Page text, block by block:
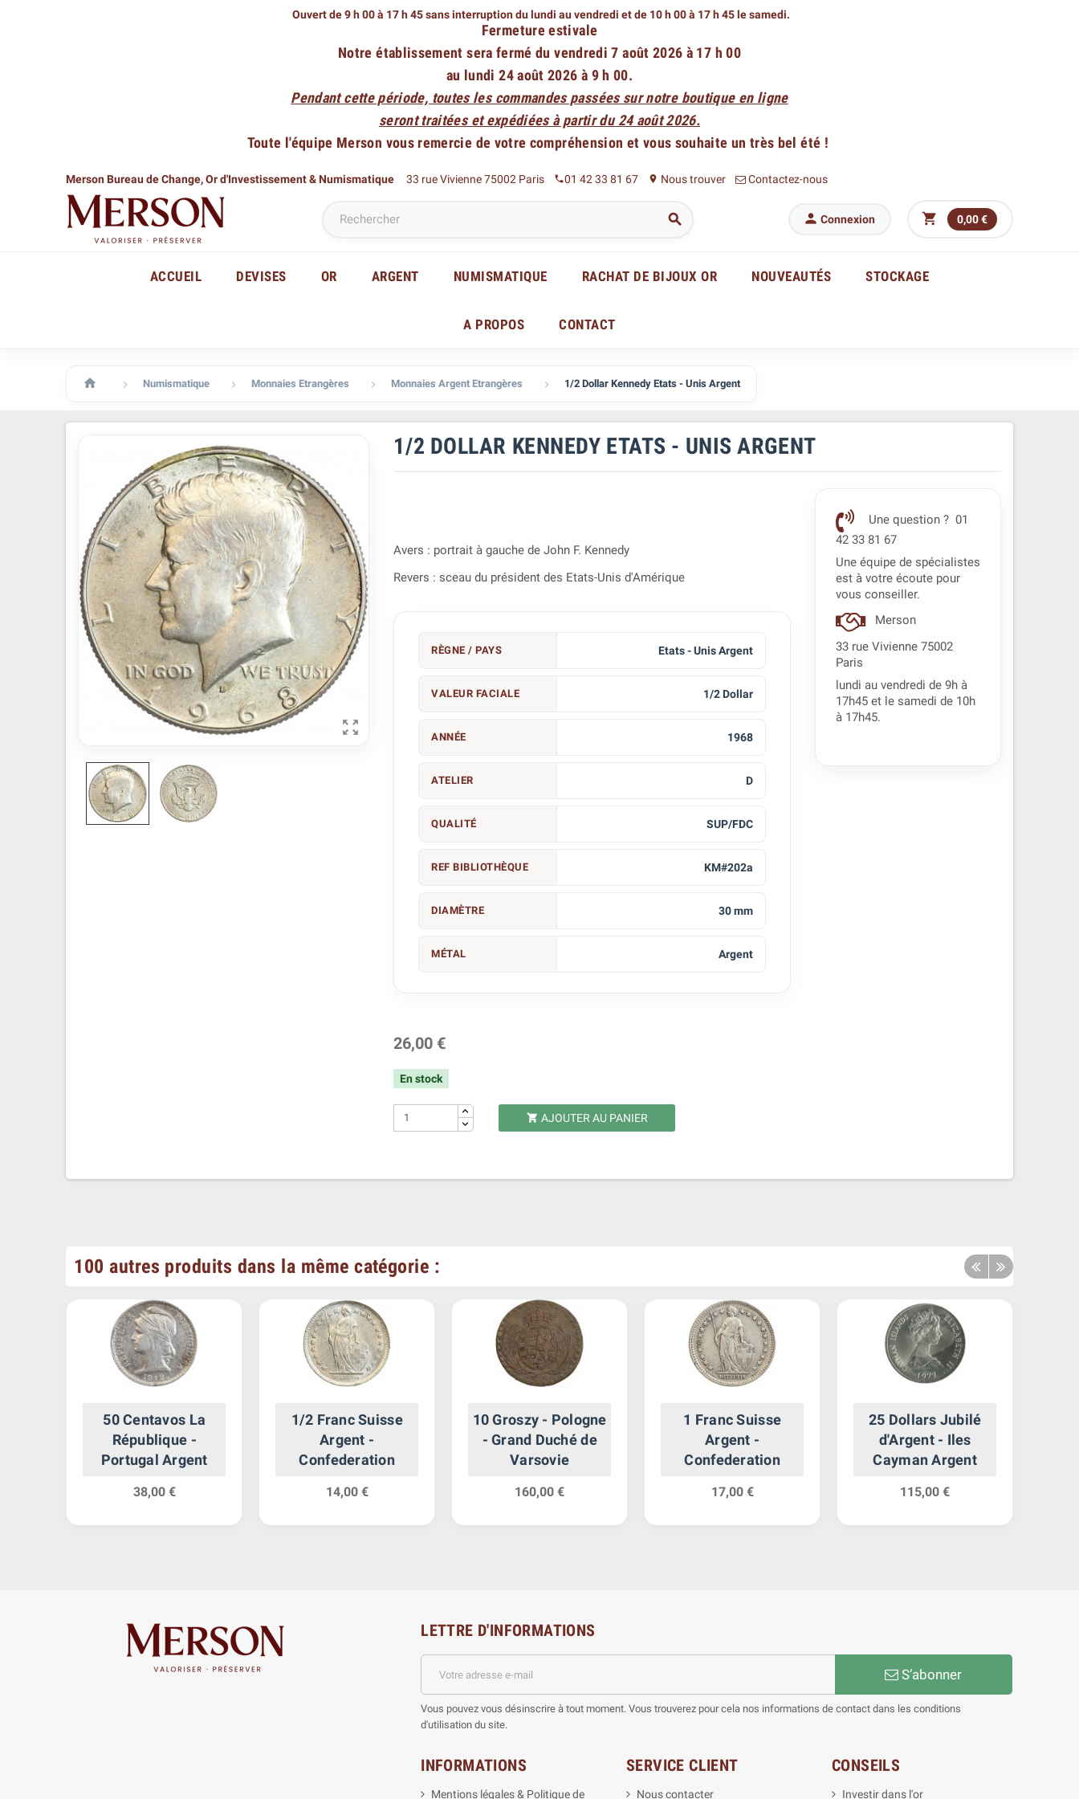
Ouvert de 9 h 00 à 17 h 45 sans interruption du lundi au vendredi et de 10 h 00 à 17 h 45 le samedi.
Fermeture estivale
Notre établissement sera fermé du vendredi 7 août 2026 à 17 h 00
au lundi 24 août 2026 à 9 h 00.
Pendant cette période, toutes les commandes passées sur notre boutique en ligne
seront traitées et expédiées à partir du 24 août 2026.
Toute l'équipe Merson vous remercie de votre compréhension et vous souhaite un très bel été !
Merson Bureau de Change, Or d'Investissement & Numismatique 33 rue Vivienne 75002 Paris phone01 42 33 81 67 place Nous trouver Contactez-nous
  Connexion  0,00 €
ACCUEIL DEVISES OR ARGENT NUMISMATIQUE RACHAT DE BIJOUX OR NOUVEAUTÉS STOCKAGE
A PROPOS CONTACT
  Numismatique  Monnaies Etrangères  Monnaies Argent Etrangères  1/2 Dollar Kennedy Etats - Unis Argent

1/2 DOLLAR KENNEDY ETATS - UNIS ARGENT
Avers : portrait à gauche de John F. Kennedy
Revers : sceau du président des Etats-Unis d'Amérique
RÈGNE / PAYS Etats - Unis Argent
VALEUR FACIALE 1/2 Dollar
ANNÉE 1968
ATELIER D
QUALITÉ SUP/FDC
REF BIBLIOTHÈQUE KM#202a
DIAMÈTRE 30 mm
MÉTAL Argent
26,00 €
En stock
 AJOUTER AU PANIER
Une question ? 01
42 33 81 67
Une équipe de spécialistes
est à votre écoute pour
vous conseiller.
Merson
33 rue Vivienne 75002
Paris
lundi au vendredi de 9h à
17h45 et le samedi de 10h
à 17h45.
100 autres produits dans la même catégorie :
50 Centavos La
République -
Portugal Argent
38,00 €
1/2 Franc Suisse
Argent -
Confederation
14,00 €
10 Groszy - Pologne
- Grand Duché de
Varsovie
160,00 €
1 Franc Suisse
Argent -
Confederation
17,00 €
25 Dollars Jubilé
d'Argent - Iles
Cayman Argent
115,00 €
LETTRE D'INFORMATIONS
S’abonner
Vous pouvez vous désinscrire à tout moment. Vous trouverez pour cela nos informations de contact dans les conditions
d'utilisation du site.
INFORMATIONS
Mentions légales & Politique de
SERVICE CLIENT
Nous contacter
CONSEILS
Investir dans l'or